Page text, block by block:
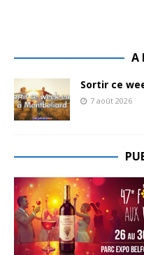
A
Sortir ce
7 août 2026